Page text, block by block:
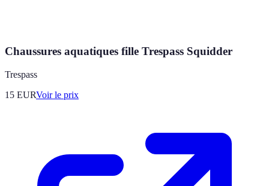
Chaussures aquatiques fille Trespass Squidder
Trespass
15 EURVoir le prix